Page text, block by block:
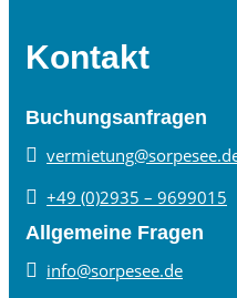
Kontakt
Buchungsanfragen

 +49 (0)2935 – 9699015
Allgemeine Fragen
 info@sorpesee.de